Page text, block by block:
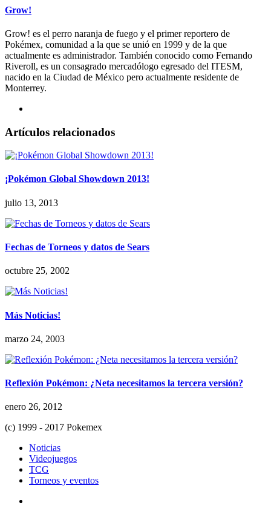
Grow!
Grow! es el perro naranja de fuego y el primer reportero de
Pokémex, comunidad a la que se unió en 1999 y de la que
actualmente es administrador. También conocido como Fernando
Riveroll, es un consagrado mercadólogo egresado del ITESM,
nacido en la Ciudad de México pero actualmente residente de
Monterrey.
Artículos relacionados
¡Pokémon Global Showdown 2013!
julio 13, 2013
Fechas de Torneos y datos de Sears
octubre 25, 2002
Más Noticias!
marzo 24, 2003
Reflexión Pokémon: ¿Neta necesitamos la tercera versión?
enero 26, 2012
(c) 1999 - 2017 Pokemex
Noticias
Videojuegos
TCG
Torneos y eventos